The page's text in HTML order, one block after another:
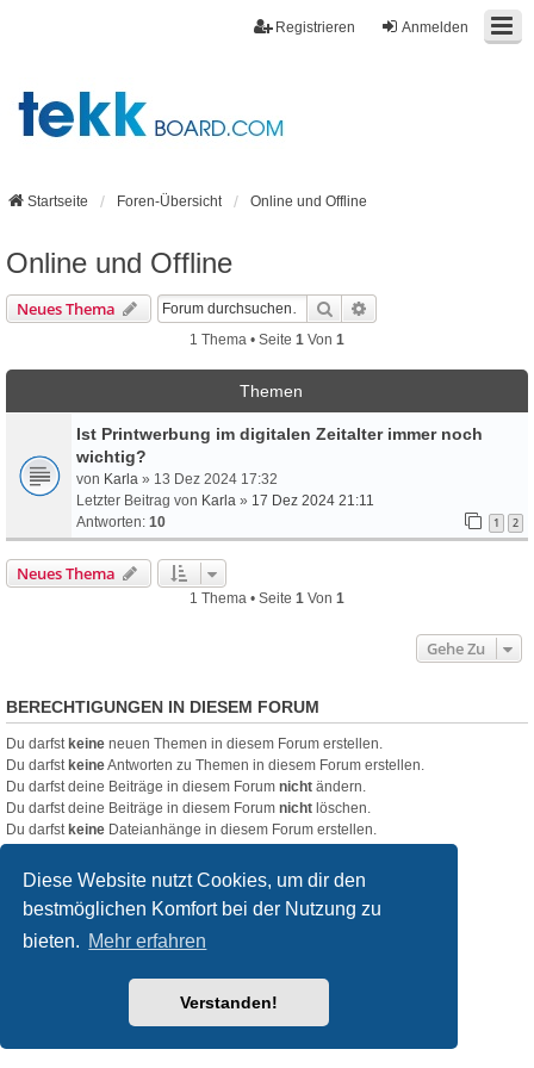
Diese Website nutzt Cookies, um dir den
bestmöglichen Komfort bei der Nutzung zu
bieten. Mehr erfahren
Verstanden!
Anmelden
Registrieren
Startseite Foren-Übersicht Online und Offline
Online und Offline
Neues Thema Suche
1 Thema • Seite 1 Von 1
Themen
Ist Printwerbung im digitalen Zeitalter immer noch
wichtig?
von Karla » 13 Dez 2024 17:32
Letzter Beitrag von Karla » 17 Dez 2024 21:11
Antworten: 10 1 2
Neues Thema
1 Thema • Seite 1 Von 1
Gehe Zu
BERECHTIGUNGEN IN DIESEM FORUM
Du darfstkeine neuen Themen in diesem Forum erstellen.
Du darfstkeineAntworten zu Themen in diesem Forum erstellen.
Du darfst deine Beiträge in diesem Forum nicht ändern.
Du darfst deine Beiträge in diesem Forum nicht löschen.
Du darfstkeine Dateianhänge in diesem Forum erstellen.
Startseite Foren-Übersicht
phpBB
Deutsche Übersetzung durchphpBB.de
Nutzungsbedingungen